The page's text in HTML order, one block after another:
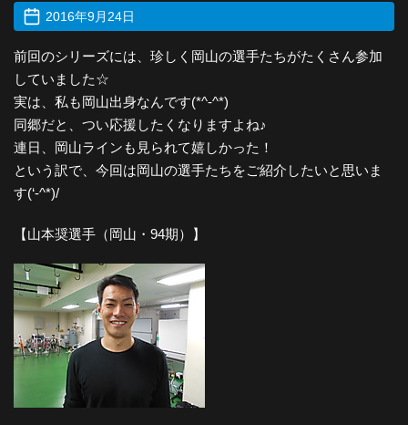
2016年9月24日
前回のシリーズには、珍しく岡山の選手たちがたくさん参加
していました☆
実は、私も岡山出身なんです(*^-^*)
同郷だと、つい応援したくなりますよね♪
連日、岡山ラインも見られて嬉しかった！
という訳で、今回は岡山の選手たちをご紹介したいと思いま
す(‘-^*)/
【山本奨選手（岡山・94期）】